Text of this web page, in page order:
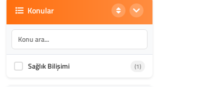
Konular
Sağlık Bilişimi (1)